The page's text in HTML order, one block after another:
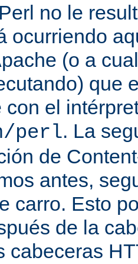
no le
ocurriendo
(o a
que
con el
perl. La
de
antes,
carro. Esto
de la
cabeceras